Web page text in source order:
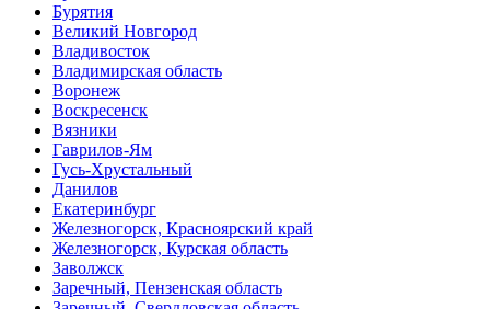
Бурятия
Великий Новгород
Владивосток
Владимирская область
Воронеж
Воскресенск
Вязники
Гаврилов-Ям
Гусь-Хрустальный
Данилов
Екатеринбург
Железногорск, Красноярский край
Железногорск, Курская область
Заволжск
Заречный, Пензенская область